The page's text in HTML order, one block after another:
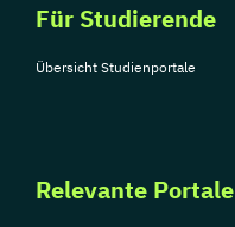
Für Studierende
Übersicht Studienportale
Relevante Portale